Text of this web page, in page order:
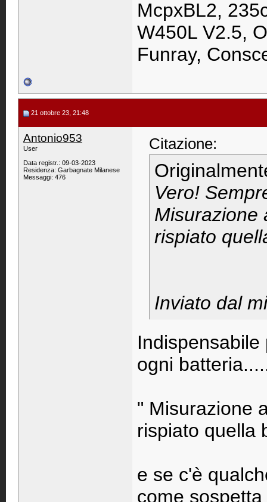
McpxBL2,
W450L V2.5,
Funray,
21 ottobre 23, 21:48
Antonio953
User
Data registr.: 09-03-2023
Residenza: Garbagnate Milanese
Messaggi: 476
Citazione:
Vero!
Misurazione
rispiato
Inviato dal
ogni
" Misurazione
rispiato quella
e se c'è
come